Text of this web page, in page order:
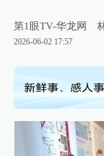
第1眼TV-华龙网
2026-06-02 17:57